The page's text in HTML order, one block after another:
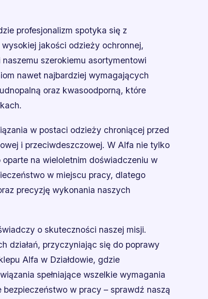
profesjonalizm spotyka się z
jakości odzieży ochronnej,
szerokiemu asortymentowi
nawet najbardziej wymagających
oraz kwasoodporną, które
w postaci odzieży chroniącej przed
i przeciwdeszczowej. W Alfa nie tylko
na wieloletnim doświadczeniu w
w miejscu pracy, dlatego
precyzję wykonania naszych
o skuteczności naszej misji.
działań, przyczyniając się do poprawy
Alfa w Działdowie, gdzie
spełniające wszelkie wymagania
w pracy – sprawdź naszą